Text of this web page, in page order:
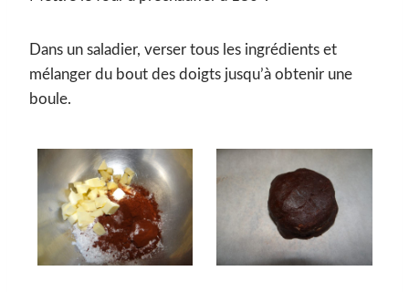
Dans un saladier, verser tous les ingrédients et
mélanger du bout des doigts jusqu’à obtenir une
boule.